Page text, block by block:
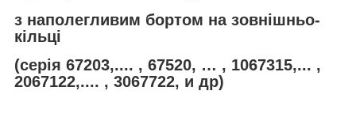
з наполегливим бортом на зовнішньо-
кільці
(серія 67203,.... , 67520, … , 1067315,... ,
2067122,.... , 3067722, и др)